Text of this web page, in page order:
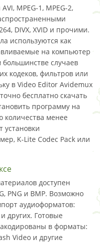
MPEG-1, MPEG-2,
DIVX, XVID и прочими.
используются как
на компьютер
случаев
кодеков, фильтров или
в Video Editor Avidemux
бесплатно скачать
программу на
количества менее
установки
K-Lite Codec Pack или
доступен
PNG и BMP. Возможно
аудиоформатов:
других. Готовые
в форматы:
Video и другие